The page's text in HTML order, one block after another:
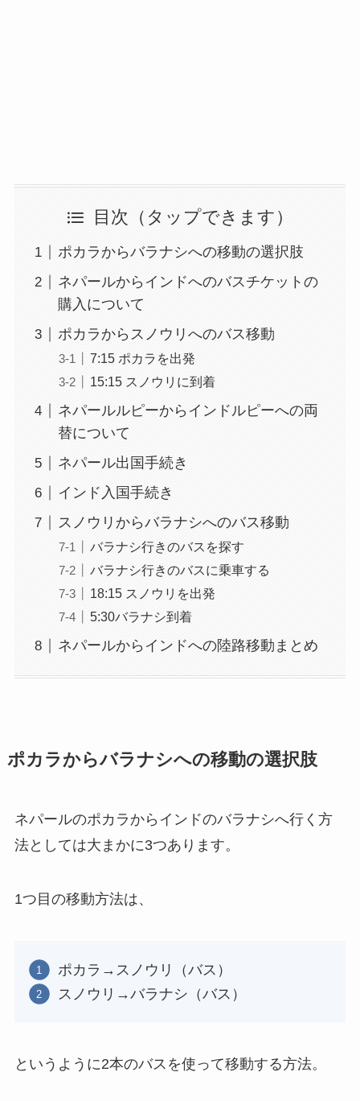
目次
ポカラからバラナシへの移動の選択肢
ネパールからインドへのバスチケットの
購入について
ポカラからスノウリへのバス移動
7:15 ポカラを出発
15:15 スノウリに到着
ネパールルピーからインドルピーへの両
替について
ネパール出国手続き
インド入国手続き
スノウリからバラナシへのバス移動
バラナシ行きのバスを探す
バラナシ行きのバスに乗車する
18:15 スノウリを出発
5:30バラナシ到着
ネパールからインドへの陸路移動まとめ
ポカラからバラナシへの移動の選択肢
ネパールのポカラからインドのバラナシへ行く方
法としては大まかに3つあります。
1つ目の移動方法は、
ポカラ→スノウリ（バス）
スノウリ→バラナシ（バス）
というように2本のバスを使って移動する方法。